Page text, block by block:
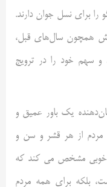
را برای نسل جوان دارند.
همچون سال‌های قبل،
و سهم خود را در ترویج
یک باور عمیق و
مردم از هر قشر و سن و
مشخص می کند که
بلکه برای همه مردم